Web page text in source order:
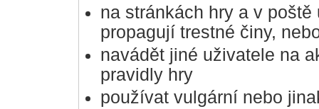
na stránkách hry a v
propagují trestné činy,
navádět jiné uživatele na
pravidly hry
používat vulgární nebo